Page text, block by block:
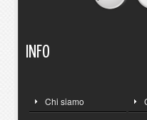
INFO
Chi siamo